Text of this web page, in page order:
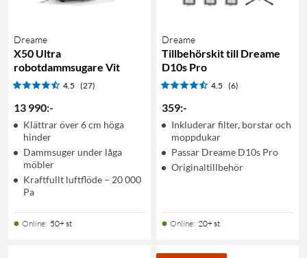
Dreame
X50 Ultra
robotdammsugare Vit
4.5 (27)
13 990:-
Klättrar över 6 cm höga
hinder
Dammsuger under låga
möbler
Kraftfullt luftflöde – 20 000
Pa
Online: 50+ st
Dreame
Tillbehörskit till Dreame
D10s Pro
4.5 (6)
359:-
Inkluderar filter, borstar och
moppdukar
Passar Dreame D10s Pro
Originaltillbehör
Online: 20+ st